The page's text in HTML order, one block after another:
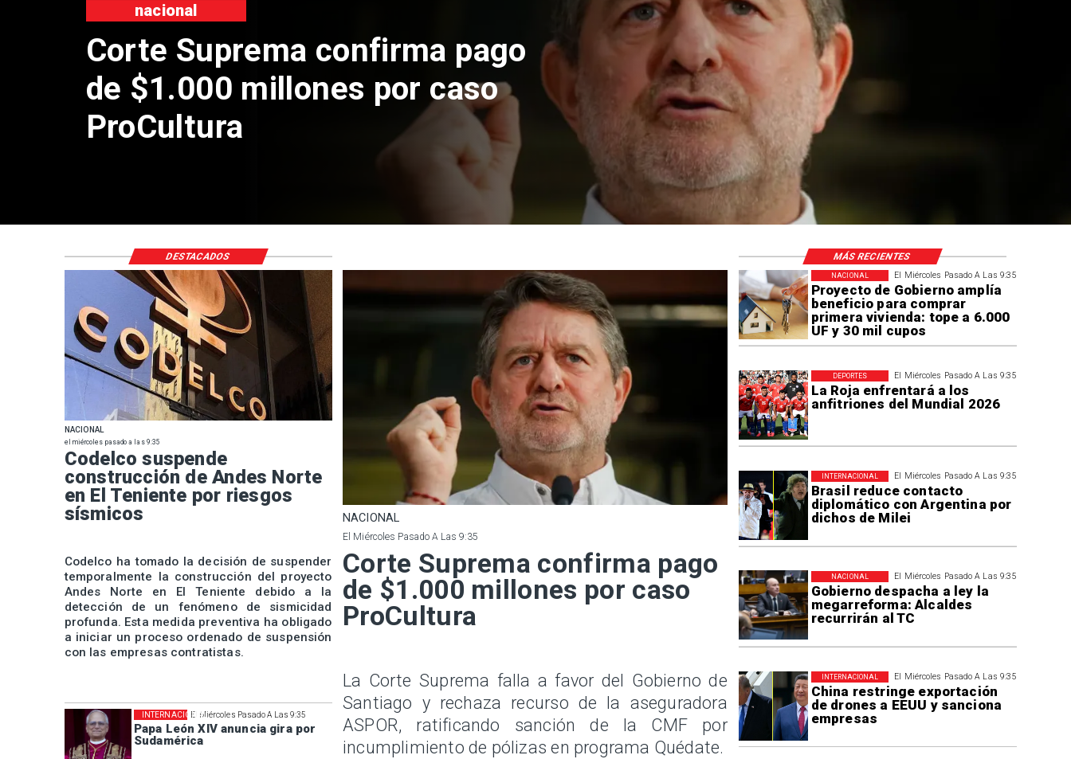
Codelco suspende construcción
de Andes Norte en El Teniente
por riesgos sísmicos
nacional
El Miércoles Pasado A Las 9:35
Proyecto de Gobierno amplía
beneficio para comprar
primera vivienda: tope a 6.000
UF y 30 mil cupos
NACIONAL
El Miércoles Pasado A Las 9:35
La Roja enfrentará a los
anfitriones del Mundial 2026
DEPORTES
El Miércoles Pasado A Las 9:35
Brasil reduce contacto
diplomático con Argentina por
dichos de Milei
INTERNACIONAL
El Miércoles Pasado A Las 9:35
Gobierno despacha a ley la
megarreforma: Alcaldes
recurrirán al TC
NACIONAL
El Miércoles Pasado A Las 9:35
China restringe exportación
de drones a EEUU y sanciona
empresas
INTERNACIONAL
El Miércoles Pasado A Las 9:35
Papa León XIV anuncia gira por
Sudamérica
INTERNACIONAL
NACIONAL
el miércoles pasado a las 9:35
Codelco suspende
construcción de Andes Norte
en El Teniente por riesgos
sísmicos
Codelco ha tomado la decisión de suspender
temporalmente la construcción del proyecto
Andes Norte en El Teniente debido a la
detección de un fenómeno de sismicidad
profunda. Esta medida preventiva ha obligado
a iniciar un proceso ordenado de suspensión
con las empresas contratistas.
NACIONAL
El Miércoles Pasado A Las 9:35
Corte Suprema confirma pago
de $1.000 millones por caso
ProCultura
La Corte Suprema falla a favor del Gobierno de
Santiago y rechaza recurso de la aseguradora
ASPOR, ratificando sanción de la CMF por
incumplimiento de pólizas en programa Quédate.
DESTACADOS MÁS RECIENTES